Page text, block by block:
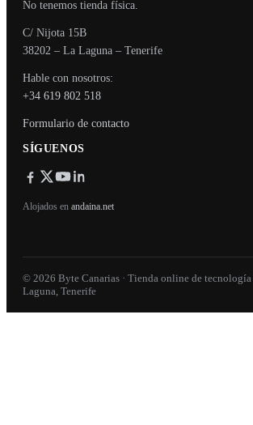
No tenemos tienda física.
C/ Nijota 15B
38202 – La Laguna – Tenerife
Hable con nosotros:
+34 619 802 518
Formulario de contacto
SÍGUENOS
Alojados en andaina.net
© 2026 Byte Canarias · Tienda online de tecnología
Laguna, Tenerife